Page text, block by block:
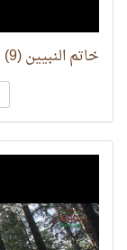
خاتم النبيين (9)